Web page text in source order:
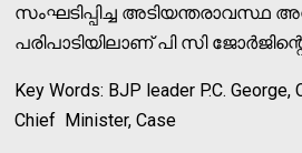
സംഘടിപ്പിച്ച
പരിപാടിയിലാണ് പി സി
Key Words: BJP leader P.C. George,
Chief Minister, Case